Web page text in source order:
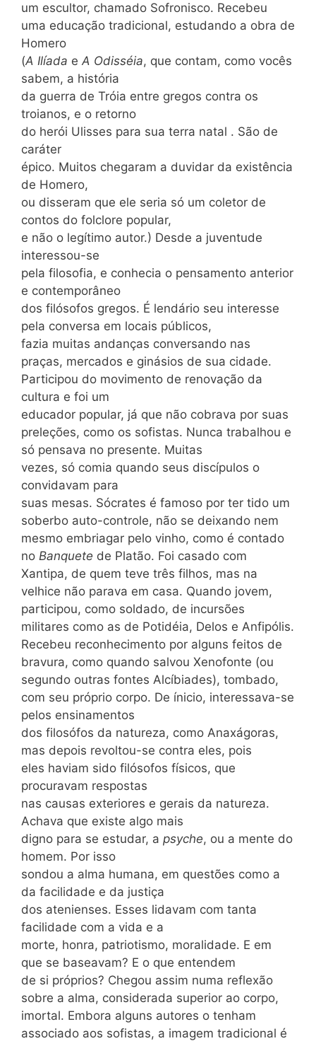
um escultor, chamado Sofronisco. Recebeu
uma educação tradicional, estudando a obra de
Homero
(A Ilíada e A Odisséia, que contam, como vocês
sabem, a história
da guerra de Tróia entre gregos contra os
troianos, e o retorno
do herói Ulisses para sua terra natal . São de
caráter
épico. Muitos chegaram a duvidar da existência
de Homero,
ou disseram que ele seria só um coletor de
contos do folclore popular,
e não o legítimo autor.) Desde a juventude
interessou-se
pela filosofia, e conhecia o pensamento anterior
e contemporâneo
dos filósofos gregos. É lendário seu interesse
pela conversa em locais públicos,
fazia muitas andanças conversando nas
praças, mercados e ginásios de sua cidade.
Participou do movimento de renovação da
cultura e foi um
educador popular, já que não cobrava por suas
preleções, como os sofistas. Nunca trabalhou e
só pensava no presente. Muitas
vezes, só comia quando seus discípulos o
convidavam para
suas mesas. Sócrates é famoso por ter tido um
soberbo auto-controle, não se deixando nem
mesmo embriagar pelo vinho, como é contado
no Banquete de Platão. Foi casado com
Xantipa, de quem teve três filhos, mas na
velhice não parava em casa. Quando jovem,
participou, como soldado, de incursões
militares como as de Potidéia, Delos e Anfipólis.
Recebeu reconhecimento por alguns feitos de
bravura, como quando salvou Xenofonte (ou
segundo outras fontes Alcíbiades), tombado,
com seu próprio corpo. De ínicio, interessava-se
pelos ensinamentos
dos filosófos da natureza, como Anaxágoras,
mas depois revoltou-se contra eles, pois
eles haviam sido filósofos físicos, que
procuravam respostas
nas causas exteriores e gerais da natureza.
Achava que existe algo mais
digno para se estudar, a psyche, ou a mente do
homem. Por isso
sondou a alma humana, em questões como a
da facilidade e da justiça
dos atenienses. Esses lidavam com tanta
facilidade com a vida e a
morte, honra, patriotismo, moralidade. E em
que se baseavam? E o que entendem
de si próprios? Chegou assim numa reflexão
sobre a alma, considerada superior ao corpo,
imortal. Embora alguns autores o tenham
associado aos sofistas, a imagem tradicional é